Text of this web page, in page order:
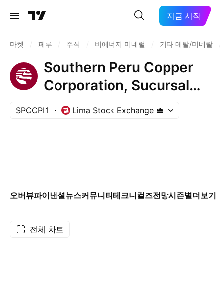
지금 시작
마켓 페루 주식 비에너지 미네럴 기타 메탈/미네랄
Southern Peru Copper
Corporation, Sucursal
del Peru
SPCCPI1 Lima Stock Exchange
오버뷰파이낸셜뉴스커뮤니티테크니컬즈전망시즌별더보기
전체 차트